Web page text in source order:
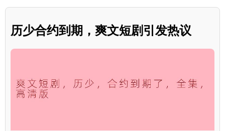
历少合约到期，爽文短剧引发热议